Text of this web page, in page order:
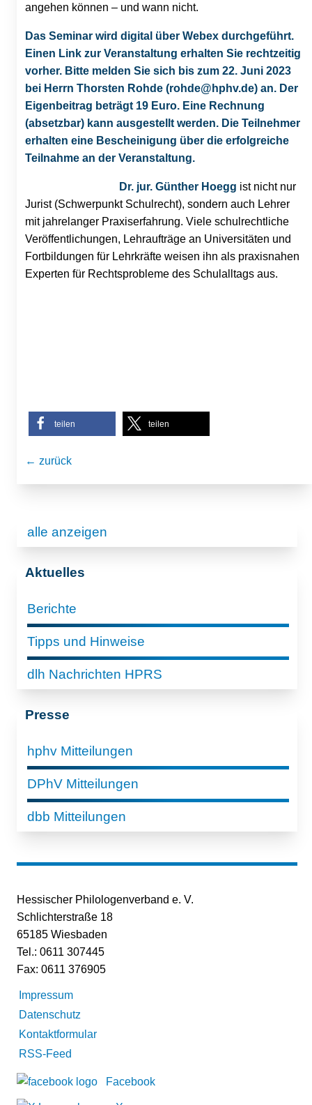
angehen können – und wann nicht.
Das Seminar wird digital über Webex durchgeführt.
Einen Link zur Veranstaltung erhalten Sie rechtzeitig
vorher. Bitte melden Sie sich bis zum 22. Juni 2023
bei Herrn Thorsten Rohde (rohde@hphv.de) an. Der
Eigenbeitrag beträgt 19 Euro. Eine Rechnung
(absetzbar) kann ausgestellt werden. Die Teilnehmer
erhalten eine Bescheinigung über die erfolgreiche
Teilnahme an der Veranstaltung.
Dr. jur. Günther Hoegg ist nicht nur
Jurist (Schwerpunkt Schulrecht), sondern auch Lehrer
mit jahrelanger Praxiserfahrung. Viele schulrechtliche
Veröffentlichungen, Lehraufträge an Universitäten und
Fortbildungen für Lehrkräfte weisen ihn als praxisnahen
Experten für Rechtsprobleme des Schulalltags aus.
teilen teilen
← zurück
alle anzeigen
Aktuelles
Berichte
Tipps und Hinweise
dlh Nachrichten HPRS
Presse
hphv Mitteilungen
DPhV Mitteilungen
dbb Mitteilungen
Hessischer Philologenverband e. V.
Schlichterstraße 18
65185 Wiesbaden
Tel.: 0611 307445
Fax: 0611 376905
Impressum
Datenschutz
Kontaktformular
RSS-Feed
Facebook